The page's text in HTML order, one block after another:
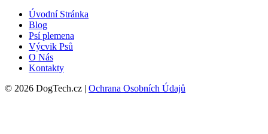
Úvodní Stránka
Blog
Psí plemena
Výcvik Psů
O Nás
Kontakty
© 2026 DogTech.cz | Ochrana Osobních Údajů